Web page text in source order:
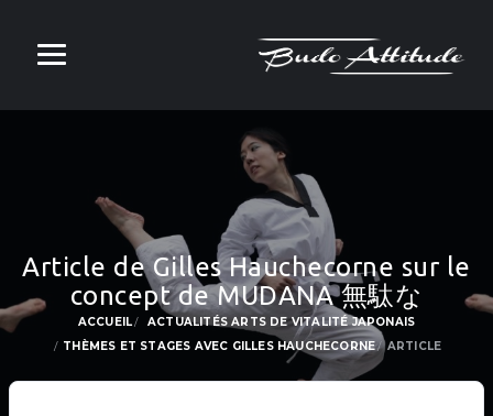
Article de Gilles Hauchecorne sur le
concept de MUDANA 無駄な
ACCUEIL
ACTUALITÉS ARTS DE VITALITÉ JAPONAIS
THÈMES ET STAGES AVEC GILLES HAUCHECORNE
ARTICLE